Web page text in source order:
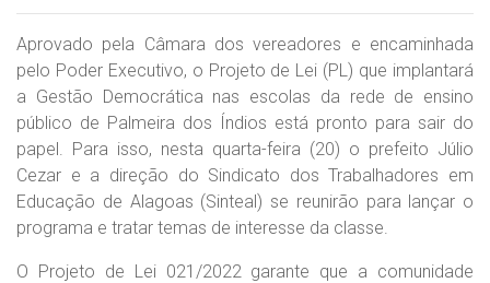
Aprovado pela Câmara dos vereadores e encaminhada
pelo Poder Executivo, o Projeto de Lei (PL) que implantará
a Gestão Democrática nas escolas da rede de ensino
público de Palmeira dos Índios está pronto para sair do
papel. Para isso, nesta quarta-feira (20) o prefeito Júlio
Cezar e a direção do Sindicato dos Trabalhadores em
Educação de Alagoas (Sinteal) se reunirão para lançar o
programa e tratar temas de interesse da classe.
O Projeto de Lei 021/2022 garante que a comunidade